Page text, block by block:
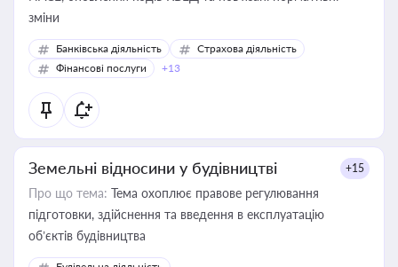
зміни
Банківська діяльність
Страхова діяльність
Фінансові послуги
+13
Земельні відносини у будівництві +15
Про що тема: Тема охоплює правове регулювання
підготовки, здійснення та введення в експлуатацію
об’єктів будівництва